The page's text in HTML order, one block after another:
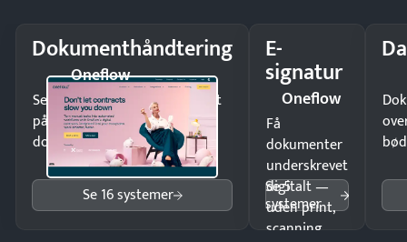
Dokumenthåndtering
Oneflow
Send kontrakter til underskrift
på minutter og mist ingen
dokumenter.
Se 16 systemer
E-
signatur
Oneflow
Få
dokumenter
underskrevet
digitalt —
uden print,
scanning
Se 5
systemer